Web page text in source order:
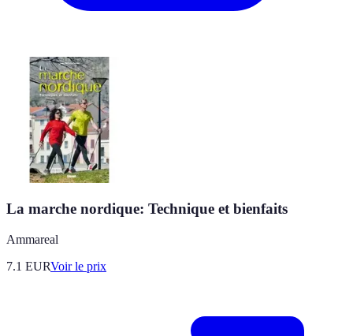
La marche nordique: Technique et bienfaits
Ammareal
7.1 EURVoir le prix